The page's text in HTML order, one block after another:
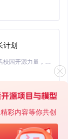
彩内容等你共创
图形，以确保
的SVG渲染能力
，保持了矢量图
计划
「源启盛夏」暑期校园开发者成长计划旨在激活校园开源力量，通过积分激励、认证扶持、资源倾斜等形式，引导高校组织和开发者完成「入驻 — 建项目 — 做贡献 — 获认证 — 得资源」的完整闭环。无论你是想带领社团入驻平台的组织者，还是希望用代码贡献证明自己的开发者，都能在这里找到属于你的成长路径。
基于Python的Xiaozhi AI，适用于想要完整Xiaozhi体验而无需拥有专用硬件的用户。